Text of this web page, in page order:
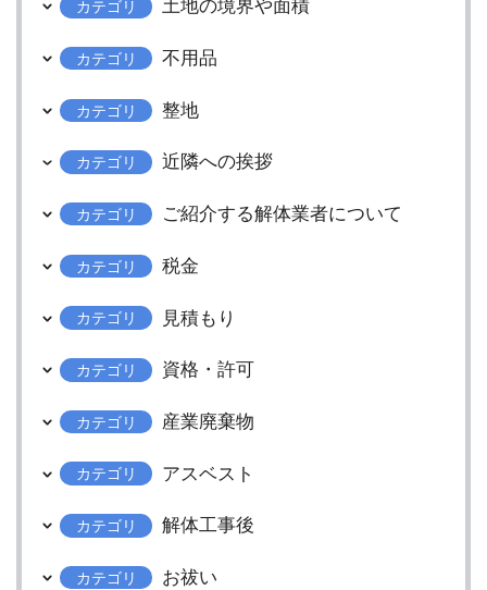
カテゴリ 土地の境界や面積
カテゴリ 不用品
カテゴリ 整地
カテゴリ 近隣への挨拶
カテゴリ ご紹介する解体業者について
カテゴリ 税金
カテゴリ 見積もり
カテゴリ 資格・許可
カテゴリ 産業廃棄物
カテゴリ アスベスト
カテゴリ 解体工事後
カテゴリ お祓い